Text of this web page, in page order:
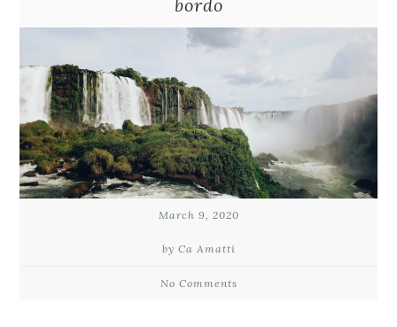
bordo
March 9, 2020
by Ca Amatti
No Comments